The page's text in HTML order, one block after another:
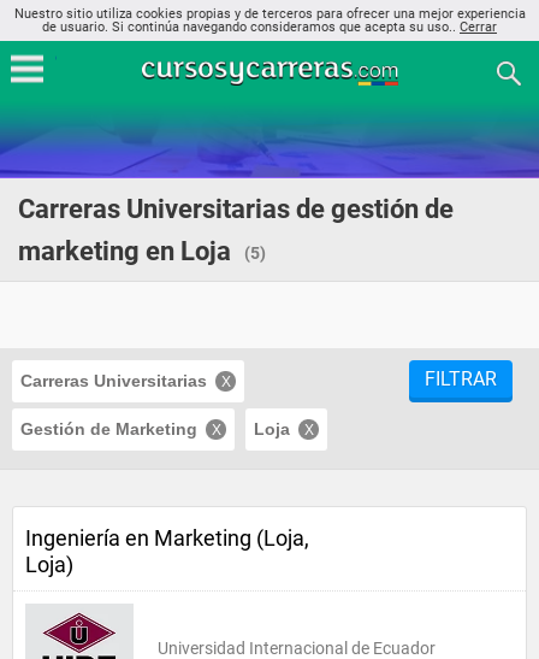
Nuestro sitio utiliza cookies propias y de terceros para ofrecer una mejor experiencia
de usuario. Si continúa navegando consideramos que acepta su uso.. Cerrar
Carreras Universitarias de gestión de
marketing en Loja
(5)
Carreras Universitarias
Gestión de Marketing Loja
FILTRAR
Ingeniería en Marketing (Loja,
Loja)
Universidad Internacional de Ecuador